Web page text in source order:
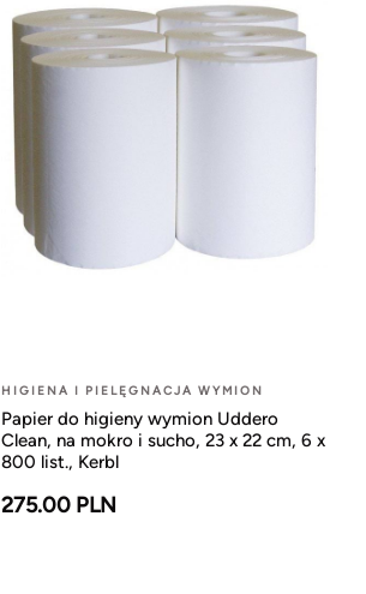
HIGIENA I PIELĘGNACJA WYMION
Papier do higieny wymion Uddero
Clean, na mokro i sucho, 23 x 22 cm, 6 x
800 list., Kerbl
275.00 PLN